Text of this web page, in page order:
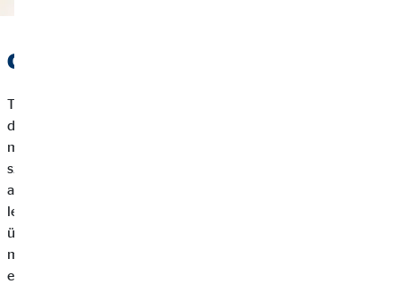
Csapatban a jó megoldásért
Több szem többet lát, ezért tanácsadóink soha nem egyedül
dolgoznak. Az ügyféllel folytatott első beszélgetés eredményeit
mindig egy konzultáció követi a helyi csapattal. A különböző
szemléletű tanácsadók tapasztalatai így találkoznak egymással
annak érdekében, hogy ne a legegyszerűbb, hanem a
lehetőségekhez képest legjobb megoldást találják meg az
ügyfél számára. Tehát az, amit a tanácsadói megbeszélésen
megmutatunk, az OVB csapat együttes pénzügyi tudásának
eredménye.